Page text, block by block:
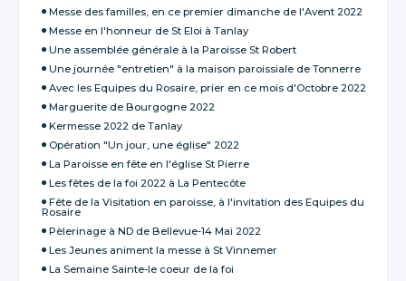
Messe des familles, en ce premier dimanche de l'Avent 2022
Messe en l'honneur de St Eloi à Tanlay
Une assemblée générale à la Paroisse St Robert
Une journée "entretien" à la maison paroissiale de Tonnerre
Avec les Equipes du Rosaire, prier en ce mois d'Octobre 2022
Marguerite de Bourgogne 2022
Kermesse 2022 de Tanlay
Opération "Un jour, une église" 2022
La Paroisse en fête en l'église St Pierre
Les fêtes de la foi 2022 à La Pentecôte
Fête de la Visitation en paroisse, à l'invitation des Equipes du
Rosaire
Pèlerinage à ND de Bellevue-14 Mai 2022
Les Jeunes animent la messe à St Vinnemer
La Semaine Sainte-le coeur de la foi